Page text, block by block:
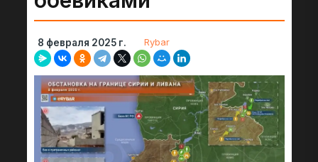
8 февраля 2025 г. Rybar